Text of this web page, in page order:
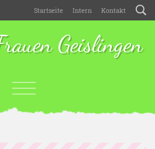
Startseite Intern Kontakt
Geislingen